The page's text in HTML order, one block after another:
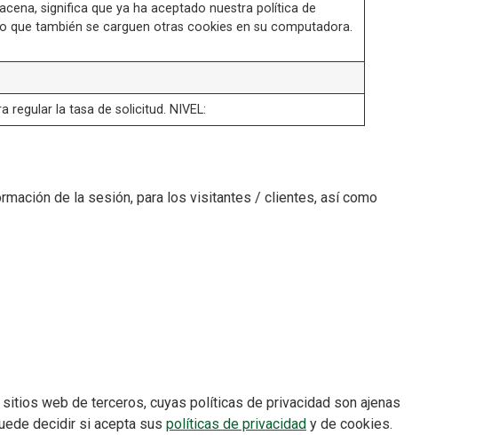
significa que ya ha aceptado nuestra política de
que también se carguen otras cookies en su computadora.
regular la tasa de solicitud. NIVEL:
de la sesión, para los visitantes / clientes, así como
sitios web de terceros, cuyas políticas de privacidad son ajenas
decidir si acepta sus políticas de privacidad y de cookies.